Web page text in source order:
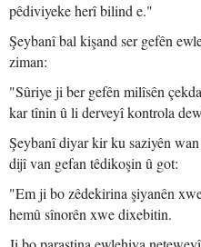
pêdiviyeke herî bilind e."
Şeybanî bal kişand ser gefên
ziman:
"Sûriye ji ber gefên milîsên
kar tînin û li derveyî kontrola
Şeybanî diyar kir ku saziyên
dijî van gefan têdikoşin û got:
"Em ji bo zêdekirina şiyanên
hemû sînorên xwe dixebitin.